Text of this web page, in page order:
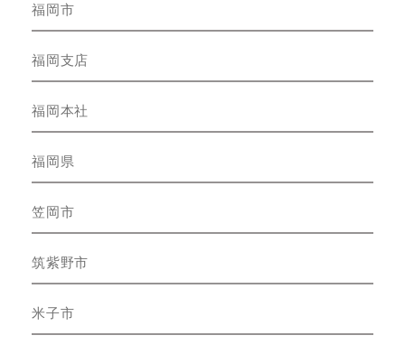
福岡市
福岡支店
福岡本社
福岡県
笠岡市
筑紫野市
米子市